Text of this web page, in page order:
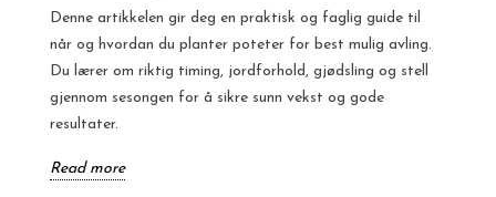
Denne artikkelen gir deg en praktisk og faglig guide til
når og hvordan du planter poteter for best mulig avling.
Du lærer om riktig timing, jordforhold, gjødsling og stell
gjennom sesongen for å sikre sunn vekst og gode
resultater.
Read more